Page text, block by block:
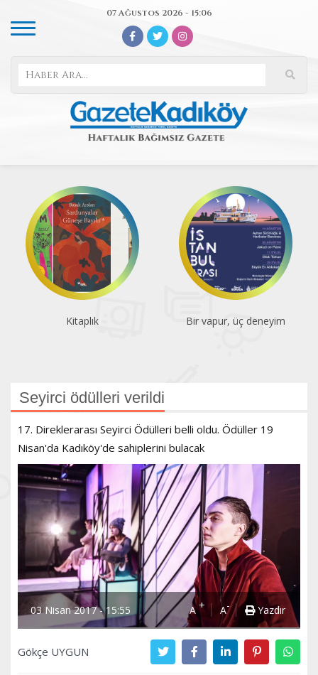
07 Ağustos 2026 - 15:06
Bir vapur, üç deneyim Atatürk Kitaplığı
Seyirci ödülleri verildi
17. Direklerarası Seyirci Ödülleri belli oldu. Ödüller 19
Nisan'da Kadıköy'de sahiplerini bulacak
03 Nisan 2017 - 15:55 A+ A- Yazdır
Gökçe UYGUN